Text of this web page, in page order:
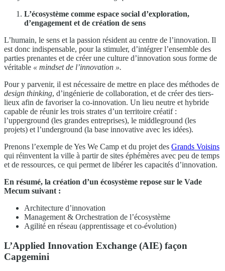
L’écosystème comme espace social d’exploration,
d’engagement et de création de sens
L’humain, le sens et la passion résident au centre de l’innovation. Il
est donc indispensable, pour la stimuler, d’intégrer l’ensemble des
parties prenantes et de créer une culture d’innovation sous forme de
véritable « mindset de l’innovation ».
Pour y parvenir, il est nécessaire de mettre en place des méthodes de
design thinking, d’ingénierie de collaboration, et de créer des tiers-
lieux afin de favoriser la co-innovation. Un lieu neutre et hybride
capable de réunir les trois strates d’un territoire créatif :
l’upperground (les grandes entreprises), le middleground (les
projets) et l’underground (la base innovative avec les idées).
Prenons l’exemple de Yes We Camp et du projet des Grands Voisins
qui réinventent la ville à partir de sites éphémères avec peu de temps
et de ressources, ce qui permet de libérer les capacités d’innovation.
En résumé, la création d’un écosystème repose sur le Vade
Mecum suivant :
Architecture d’innovation
Management & Orchestration de l’écosystème
Agilité en réseau (apprentissage et co-évolution)
L’Applied Innovation Exchange (AIE) façon
Capgemini